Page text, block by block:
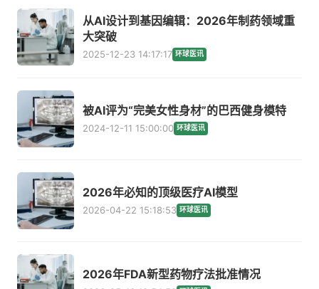
从AI设计到基因编辑：2026年制药领域重
大突破
2025-12-23 14:17:17 环球医讯
被AI评为“完美女性身材”的巴西健身模特
2024-12-11 15:00:00 环球医讯
2026年必知的顶级医疗AI模型
2026-04-22 15:18:53 环球医讯
2026年FDA新型药物疗法批准情况